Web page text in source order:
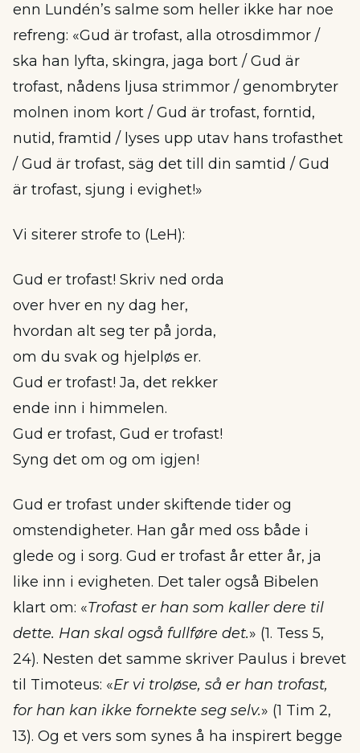
enn Lundén’s salme som heller ikke har noe
refreng: «Gud är trofast, alla otrosdimmor /
ska han lyfta, skingra, jaga bort / Gud är
trofast, nådens ljusa strimmor / genombryter
molnen inom kort / Gud är trofast, forntid,
nutid, framtid / lyses upp utav hans trofasthet
/ Gud är trofast, säg det till din samtid / Gud
är trofast, sjung i evighet!»
Vi siterer strofe to (LeH):
Gud er trofast! Skriv ned orda
over hver en ny dag her,
hvordan alt seg ter på jorda,
om du svak og hjelpløs er.
Gud er trofast! Ja, det rekker
ende inn i himmelen.
Gud er trofast, Gud er trofast!
Syng det om og om igjen!
Gud er trofast under skiftende tider og
omstendigheter. Han går med oss både i
glede og i sorg. Gud er trofast år etter år, ja
like inn i evigheten. Det taler også Bibelen
klart om: «Trofast er han som kaller dere til
dette. Han skal også fullføre det.» (1. Tess 5,
24). Nesten det samme skriver Paulus i brevet
til Timoteus: «Er vi troløse, så er han trofast,
for han kan ikke fornekte seg selv.» (1 Tim 2,
13). Og et vers som synes å ha inspirert begge